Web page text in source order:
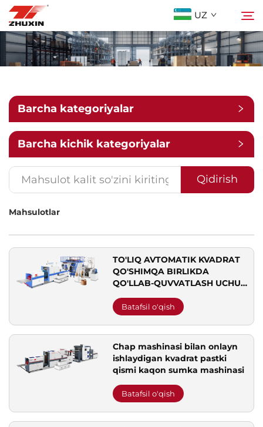
UZ
Istiqbolli Tarmoqlar
Kompaniya
Yangiliklar
Bog'lanish
Tez-tez So'raladigan Savollar
Barcha kategoriyalar
Barcha kichik kategoriyalar
Qidirish
Mahsulotlar
TO'LIQ AVTOMATIK KVADRAT
QO'SHIMQA BIRLIKDA
QO'LLAB-QUVVATLASH UCHUN
QURILMA
Batafsil o'qish
Chap mashinasi bilan onlayn
ishlaydigan kvadrat pastki
qismi kaqon sumka mashinasi
Batafsil o'qish